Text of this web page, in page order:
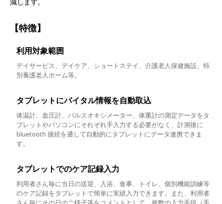
【特徴】
利用対象範囲
デイサービス、デイケア、ショートステイ、介護老人保健施設、特
別養護老人ホーム等。
タブレットにバイタル情報を自動取込
体温計、血圧計、パルスオキシメーター、体重計の測定データをタ
ブレットやパソコンにそれぞれ手入力する必要がなく、計測後に
bluetooth 接続を通して自動的にタブレットにデータ連携できま
す。
タブレットでのケア記録入力
利用者さん毎に当日の送迎、入浴、食事、トイレ、個別機能訓練等
のケア記録をタブレットで簡単に実績入力できます。また、利用者